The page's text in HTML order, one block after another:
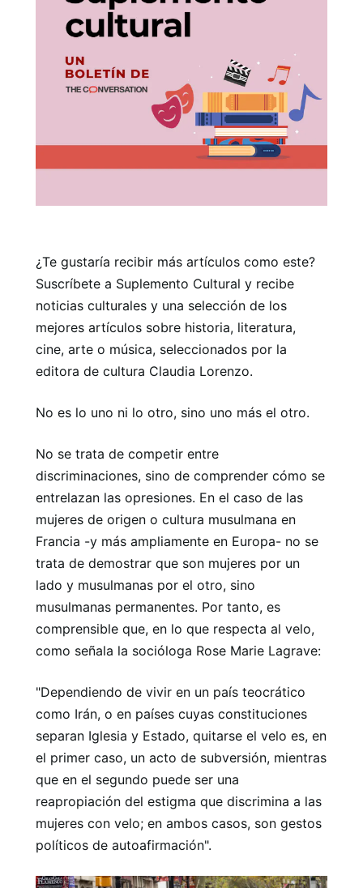
¿Te gustaría recibir más artículos como este?
Suscríbete a Suplemento Cultural y recibe
noticias culturales y una selección de los
mejores artículos sobre historia, literatura,
cine, arte o música, seleccionados por la
editora de cultura Claudia Lorenzo.
No es lo uno ni lo otro, sino uno más el otro.
No se trata de competir entre
discriminaciones, sino de comprender cómo se
entrelazan las opresiones. En el caso de las
mujeres de origen o cultura musulmana en
Francia -y más ampliamente en Europa- no se
trata de demostrar que son mujeres por un
lado y musulmanas por el otro, sino
musulmanas permanentes. Por tanto, es
comprensible que, en lo que respecta al velo,
como señala la socióloga Rose Marie Lagrave:
"Dependiendo de vivir en un país teocrático
como Irán, o en países cuyas constituciones
separan Iglesia y Estado, quitarse el velo es, en
el primer caso, un acto de subversión, mientras
que en el segundo puede ser una
reapropiación del estigma que discrimina a las
mujeres con velo; en ambos casos, son gestos
políticos de autoafirmación".